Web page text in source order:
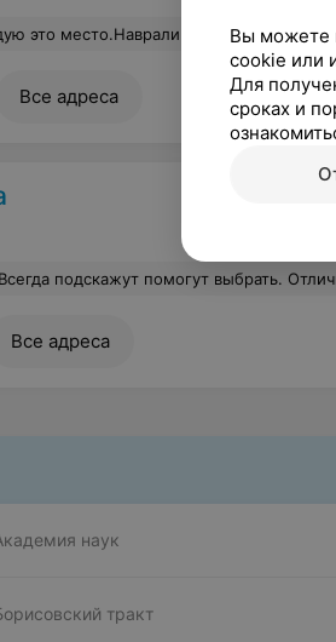
получились 2 толстые лупы.Плюс не пробили кассовый чек,сказав что что-то сбилось в системе,а сумма была около 600/700 рублей.Короче
Все адреса
приобрести очки обратился к женщине. Она с недовольным видом начала грубо отвечать, кричать. Совсем неуважительно и непрофессионально. администрацию прошу
Все адреса
наук
тракт
Вы можете
cookie или
Для
сроках и